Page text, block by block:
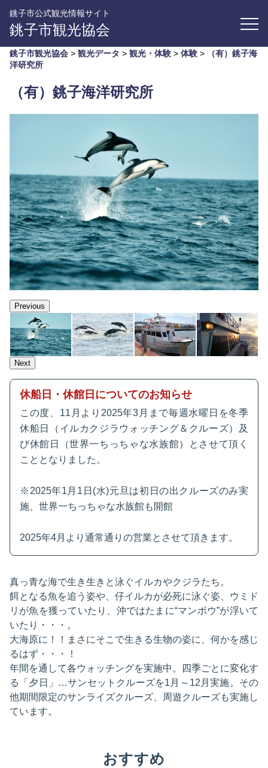
銚子市公式観光情報サイト
銚子市観光協会
銚子市観光協会 > 観光データ > 観光・体験 > 体験 >
（有）銚子海
洋研究所
（有）銚子海洋研究所
Previous
Next
休船日・休館日についてのお知らせ
この度、11月より2025年3月まで毎週水曜日を冬季
休船日（イルカクジラウォッチング＆クルーズ）及
び休館日（世界一ちっちゃな水族館）とさせて頂く
こととなりました。
※2025年1月1日(水)元旦は初日の出クルーズのみ実
施、世界一ちっちゃな水族館も開館
2025年4月より通常通りの営業とさせて頂きます。
真っ青な海で生き生きと泳ぐイルカやクジラたち。
餌となる魚を追う姿や、仔イルカが必死に泳ぐ姿、ウミド
リが魚を獲っていたり、沖ではたまに“マンボウ”が浮いて
いたり・・・。
大海原に！！まさにそこで生きる生物の姿に、何かを感じ
るはず・・・！
年間を通して各ウォッチングを実施中。四季ごとに変化す
る「夕日」…サンセットクルーズを1月～12月実施。その
他期間限定のサンライズクルーズ、周遊クルーズも実施し
ています。
おすすめ